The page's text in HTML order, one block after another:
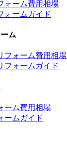
ォーム費用相場
ォームガイド
ム
フォーム費用相場
フォームガイド
ーム費用相場
ームガイド